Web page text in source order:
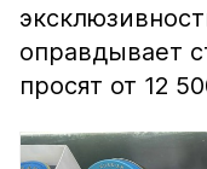
оправдывает
просят от 12